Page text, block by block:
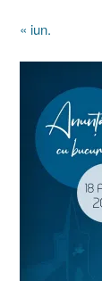
« iun.